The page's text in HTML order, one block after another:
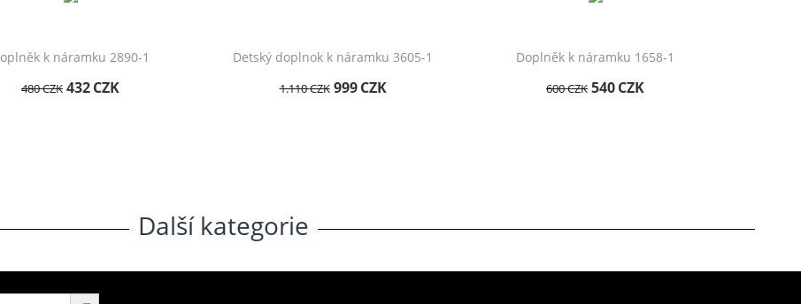
k náramku 2890-1
480CZK 432CZK
Detský doplnok k náramku 3605-1
1.110CZK 999 CZK
Doplněk k náramku 1658-1
600CZK 540CZK
Další. kategorie